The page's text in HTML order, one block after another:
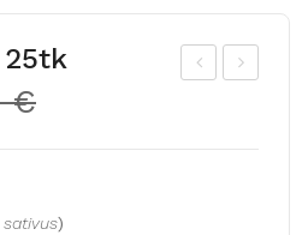
25tk
€Algne
Praegune
sativus)